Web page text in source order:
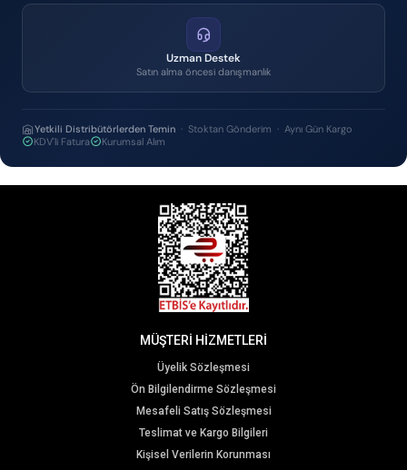
Uzman Destek
Satın alma öncesi danışmanlık
Yetkili Distribütörlerden Temin · Stoktan Gönderim · Aynı Gün Kargo
KDV'li Fatura
Kurumsal Alım
MÜŞTERİ HİZMETLERİ
Üyelik Sözleşmesi
Ön Bilgilendirme Sözleşmesi
Mesafeli Satış Sözleşmesi
Teslimat ve Kargo Bilgileri
Kişisel Verilerin Korunması